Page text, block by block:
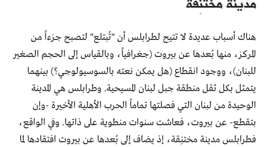
مدينة مختنِقة
هناك أسباب عديدة لا تتيح لطرابلس أن "تُبتلع" لتصبح جزءاً من
المركز، منها بُعدها عن بيروت (جغرافياً، وبالقياس إلى الحجم الصغير
للبنان)، ووجود انقطاع (هل يمكن نعته بالسوسيولوجي؟) بينهما
يتمثل بكل ثقل منطقة جبل لبنان المسيحية. وطرابلس هي المدينة
الوحيدة من لبنان التي فصلتها تماماً الحرب الأهلية الأخيرة -وإن
بتقطع- عن بيروت، فعاشت سنوات منطوية على ذاتها. وفي الواقع،
فطرابلس مدينة مختنِقة، إذ يضاف إلى بُعدها عن بيروت افتقادها لما